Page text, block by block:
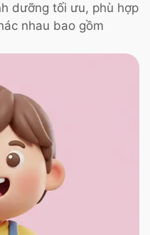
dưỡng tối ưu, phù hợp
nhau bao gồm